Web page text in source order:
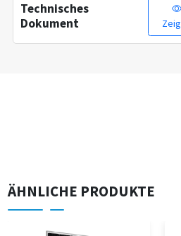
Technisches
Dokument
ÄHNLICHE PRODUKTE